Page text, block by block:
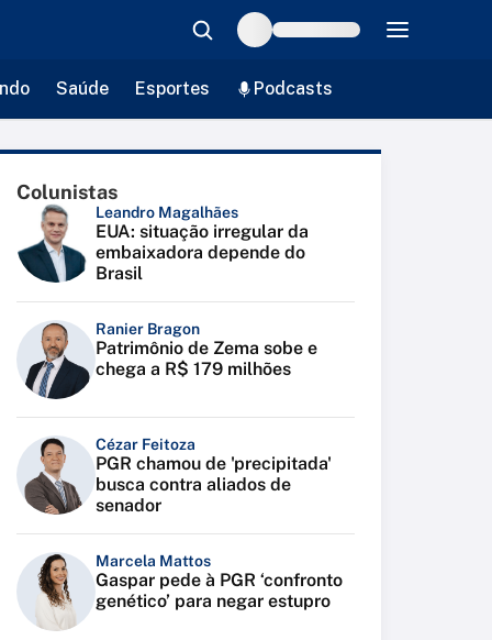
Saúde Esportes Podcasts
Colunistas
Leandro Magalhães
EUA: situação irregular da
embaixadora depende do
Brasil
Ranier Bragon
Patrimônio de Zema sobe e
chega a R$ 179 milhões
Cézar Feitoza
PGR chamou de 'precipitada'
busca contra aliados de
senador
Marcela Mattos
Gaspar pede à PGR ‘confronto
genético’ para negar estupro